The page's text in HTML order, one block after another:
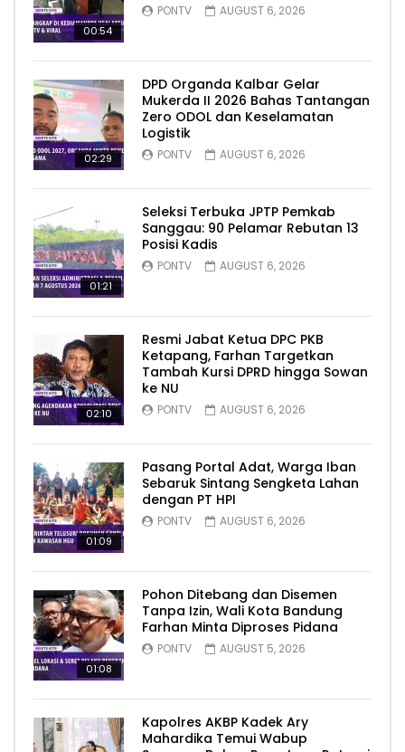
00:54
PONTV AUGUST 6, 2026
02:29
DPD Organda Kalbar Gelar
Mukerda II 2026 Bahas Tantangan
Zero ODOL dan Keselamatan
Logistik
PONTV AUGUST 6, 2026
01:21
Seleksi Terbuka JPTP Pemkab
Sanggau: 90 Pelamar Rebutan 13
Posisi Kadis
PONTV AUGUST 6, 2026
02:10
Resmi Jabat Ketua DPC PKB
Ketapang, Farhan Targetkan
Tambah Kursi DPRD hingga Sowan
ke NU
PONTV AUGUST 6, 2026
01:09
Pasang Portal Adat, Warga Iban
Sebaruk Sintang Sengketa Lahan
dengan PT HPI
PONTV AUGUST 6, 2026
01:08
Pohon Ditebang dan Disemen
Tanpa Izin, Wali Kota Bandung
Farhan Minta Diproses Pidana
PONTV AUGUST 5, 2026
Kapolres AKBP Kadek Ary
Mahardika Temui Wabup